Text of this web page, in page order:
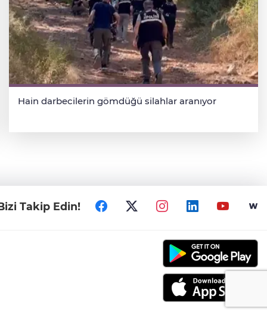
Hain darbecilerin gömdüğü silahlar aranıyor
Takip Edin!